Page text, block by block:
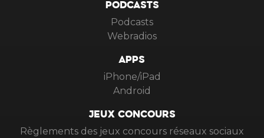
PODCASTS
Podcasts
Webradios
APPS
iPhone/iPad
Android
JEUX CONCOURS
Règlements des jeux concours réseaux sociaux